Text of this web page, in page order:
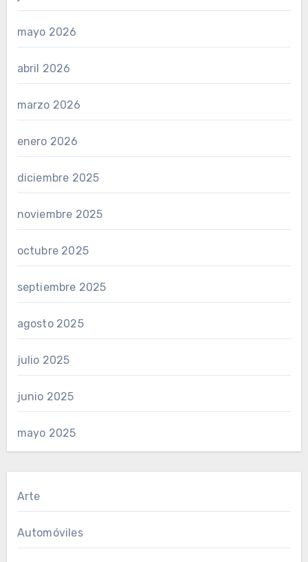
mayo 2026
abril 2026
marzo 2026
enero 2026
diciembre 2025
noviembre 2025
octubre 2025
septiembre 2025
agosto 2025
julio 2025
junio 2025
mayo 2025
Arte
Automóviles